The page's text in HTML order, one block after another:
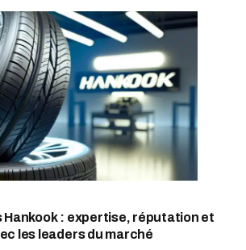
Hankook : expertise, réputation et
les leaders du marché